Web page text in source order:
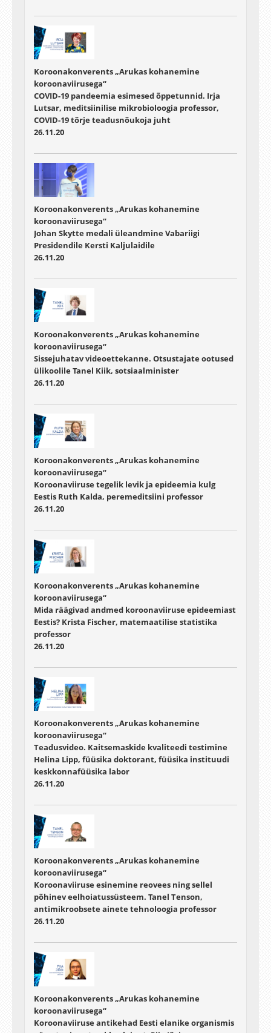
Koroonakonverents „Arukas kohanemine
koroonaviirusega“
COVID-19 pandeemia esimesed õppetunnid. Irja
Lutsar, meditsiinilise mikrobioloogia professor,
COVID-19 tõrje teadusnõukoja juht
26.11.20
Koroonakonverents „Arukas kohanemine
koroonaviirusega“
Johan Skytte medali üleandmine Vabariigi
Presidendile Kersti Kaljulaidile
26.11.20
Koroonakonverents „Arukas kohanemine
koroonaviirusega“
Sissejuhatav videoettekanne. Otsustajate ootused
ülikoolile Tanel Kiik, sotsiaalminister
26.11.20
Koroonakonverents „Arukas kohanemine
koroonaviirusega“
Koroonaviiruse tegelik levik ja epideemia kulg
Eestis Ruth Kalda, peremeditsiini professor
26.11.20
Koroonakonverents „Arukas kohanemine
koroonaviirusega“
Mida räägivad andmed koroonaviiruse epideemiast
Eestis? Krista Fischer, matemaatilise statistika
professor
26.11.20
Koroonakonverents „Arukas kohanemine
koroonaviirusega“
Teadusvideo. Kaitsemaskide kvaliteedi testimine
Helina Lipp, füüsika doktorant, füüsika instituudi
keskkonnafüüsika labor
26.11.20
Koroonakonverents „Arukas kohanemine
koroonaviirusega“
Koroonaviiruse esinemine reovees ning sellel
põhinev eelhoiatussüsteem. Tanel Tenson,
antimikroobsete ainete tehnoloogia professor
26.11.20
Koroonakonverents „Arukas kohanemine
koroonaviirusega“
Koroonaviiruse antikehad Eesti elanike organismis